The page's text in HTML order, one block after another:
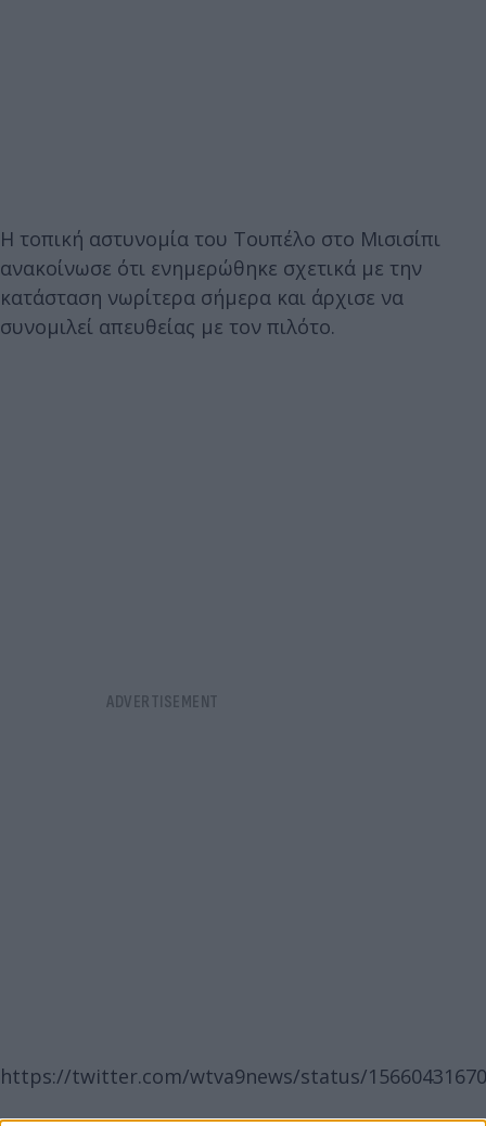
Η τοπική αστυνομία του Τουπέλο στο Μισισίπι
ανακοίνωσε ότι ενημερώθηκε σχετικά με την
κατάσταση νωρίτερα σήμερα και άρχισε να
συνομιλεί απευθείας με τον πιλότο.
https://twitter.com/wtva9news/status/